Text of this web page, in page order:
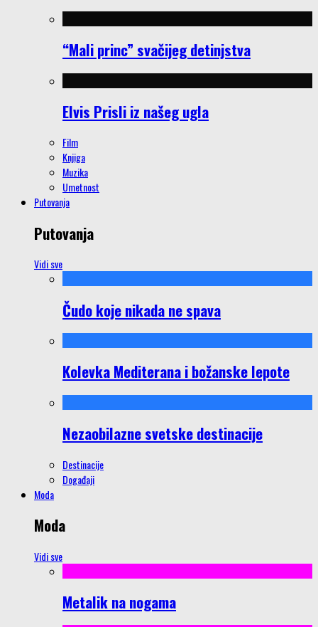
“Mali princ” svačijeg detinjstva
Elvis Prisli iz našeg ugla
Film
Knjiga
Muzika
Umetnost
Putovanja
Putovanja
Vidi sve
Čudo koje nikada ne spava
Kolevka Mediterana i božanske lepote
Nezaobilazne svetske destinacije
Destinacije
Događaji
Moda
Moda
Vidi sve
Metalik na nogama